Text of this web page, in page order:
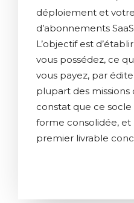
déploiement et
d’abonnements
L’objectif est
vous possédez, ce
vous payez, par
plupart des
constat que ce socle
forme consolidée,
premier livrable